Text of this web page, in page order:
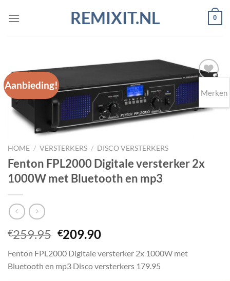
naar
REMIXIT.NL 0
Aanbieding!
Toevoegen
aan
HOME / VERSTERKERS / DISCO VERSTERKERS
Fenton FPL2000 Digitale versterker 2x
1000W met Bluetooth en mp3
€259.95 Oorspronkelijke
was:
€259.95.
€209.90Huidige
is:
€209.90.
Fenton FPL2000 Digitale versterker 2x 1000W met
Bluetooth en mp3 Disco versterkers 179.95
Merken